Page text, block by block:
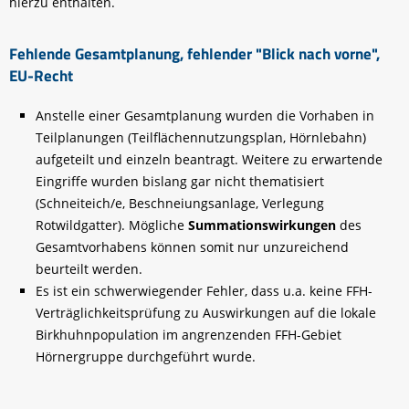
Fehlende Gesamtplanung, fehlender "Blick nach vorne",
EU-Recht
Anstelle einer Gesamtplanung wurden die Vorhaben in
Teilplanungen (Teilflächennutzungsplan, Hörnlebahn)
aufgeteilt und einzeln beantragt. Weitere zu erwartende
Eingriffe wurden bislang gar nicht thematisiert
(Schneiteich/e, Beschneiungsanlage, Verlegung
Rotwildgatter). Mögliche Summationswirkungendes
Gesamtvorhabens können somit nur unzureichend
beurteilt werden.
Es ist ein schwerwiegender Fehler, dass u.a. keine FFH-
Verträglichkeitsprüfung zu Auswirkungen auf die lokale
Birkhuhnpopulation im angrenzenden FFH-Gebiet
Hörnergruppe durchgeführt wurde.